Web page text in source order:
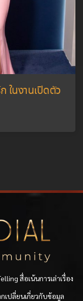
ในงานเปิดตัว
สื่อเน้นการเล่าเรื่อง
กเปลี่ยนเกี่ยวกับข้อมูล